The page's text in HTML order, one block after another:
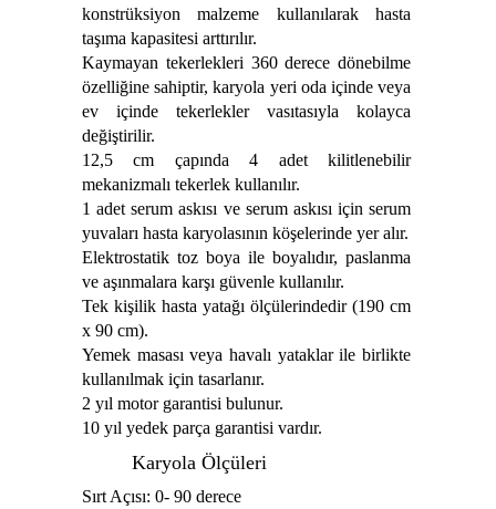
konstrüksiyon malzeme kullanılarak hasta
taşıma kapasitesi arttırılır.
Kaymayan tekerlekleri 360 derece dönebilme
özelliğine sahiptir, karyola yeri oda içinde veya
ev içinde tekerlekler vasıtasıyla kolayca
değiştirilir.
12,5 cm çapında 4 adet kilitlenebilir
mekanizmalı tekerlek kullanılır.
1 adet serum askısı ve serum askısı için serum
yuvaları hasta karyolasının köşelerinde yer alır.
Elektrostatik toz boya ile boyalıdır, paslanma
ve aşınmalara karşı güvenle kullanılır.
Tek kişilik hasta yatağı ölçülerindedir (190 cm
x 90 cm).
Yemek masası veya havalı yataklar ile birlikte
kullanılmak için tasarlanır.
2 yıl motor garantisi bulunur.
10 yıl yedek parça garantisi vardır.
Karyola Ölçüleri
Sırt Açısı: 0- 90 derece